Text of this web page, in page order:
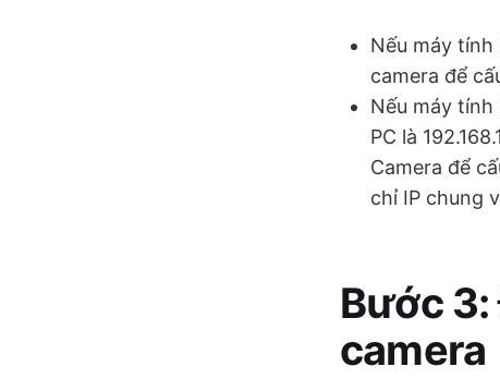
Nếu máy
camera để
Nếu máy tính
PC là
Camera để
chỉ IP chung
Bước 3:
camera